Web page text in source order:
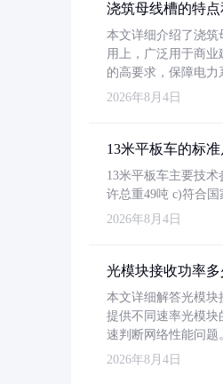
浇筑母线槽的特
本文详细介绍了浇筑
用上，广泛用于商
的高要求，保障电力
2026年8月4日
13米平板车的标
13米平板车主要技术
许总重49吨 c)符合
2026年8月4日
光模块接收功率多
本文详细解答光模块
提供不同速率光模
速判断网络性能问题
2026年8月4日